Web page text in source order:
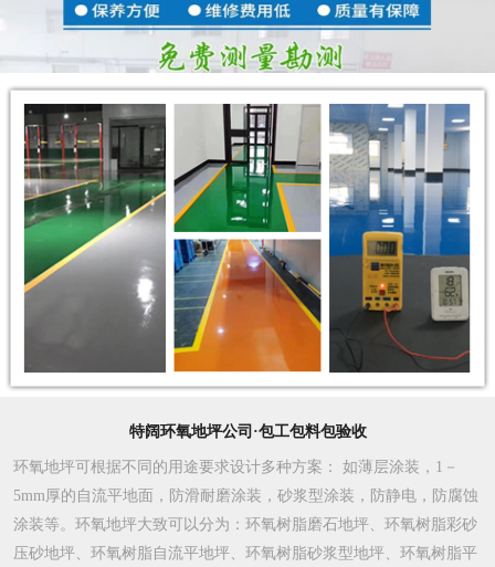
特阔环氧地坪公司·包工包料包验收
环氧地坪可根据不同的用途要求设计多种方案 ： 如薄层涂装，1－
5mm厚的自流平地面，防滑耐磨涂装，砂浆型涂装，防静电，防腐蚀
涂装等。环氧地坪大致可以分为：环氧树脂磨石地坪、环氧树脂彩砂
压砂地坪、环氧树脂自流平地坪、环氧树脂砂浆型地坪、环氧树脂平